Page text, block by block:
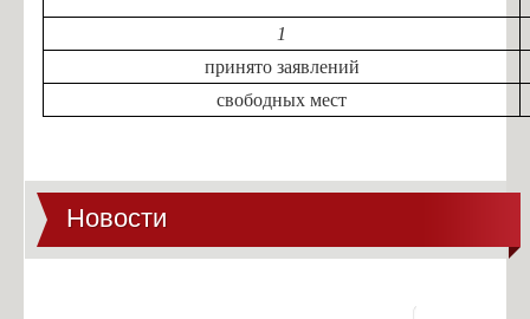
1
принято заявлений
свободных мест
Новости